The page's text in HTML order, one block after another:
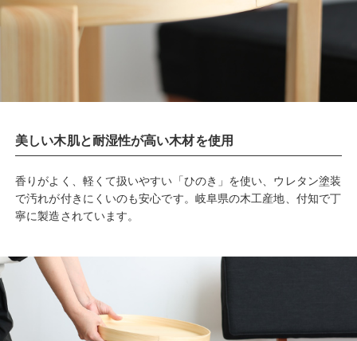
美しい木肌と耐湿性が高い木材を使用
香りがよく、軽くて扱いやすい「ひのき」を使い、ウレタン塗装
で汚れが付きにくいのも安心です。岐阜県の木工産地、付知で丁
寧に製造されています。